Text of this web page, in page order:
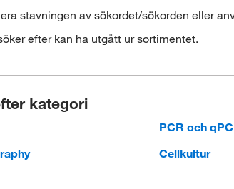
stavningen av sökordet/sökorden eller
efter kan ha utgått ur sortimentet.
kategori
PCR och
Cellkultur